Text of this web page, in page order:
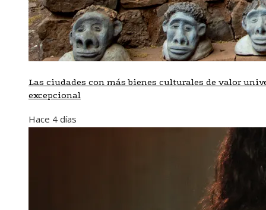
Las ciudades con más bienes culturales de valor
excepcional
Hace 4 días